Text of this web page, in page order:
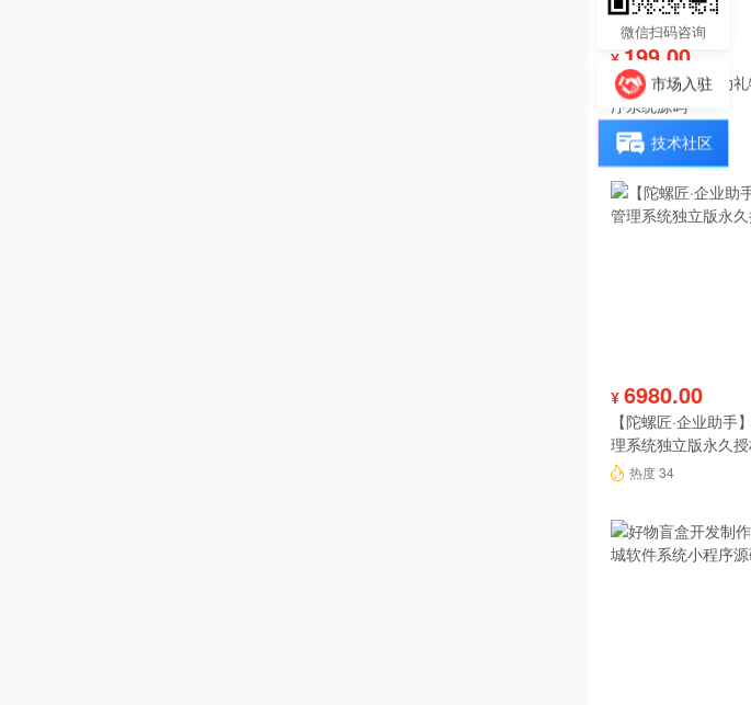
¥ 199.00
投票分享报名活动
序系统源码
热度 38
¥ 6980.00
【陀螺匠·企业助手
理系统独立版永久
热度 34
微信扫码咨询
市场入驻
技术社区